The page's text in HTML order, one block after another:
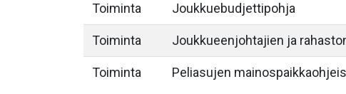
Toiminta Joukkuebudjettipohja
Toiminta Joukkueenjohtajien ja
Toiminta Peliasujen